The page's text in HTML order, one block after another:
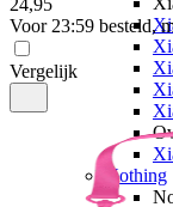
Nothing
24,95
Voor 23:59 besteld,
Vergelijk